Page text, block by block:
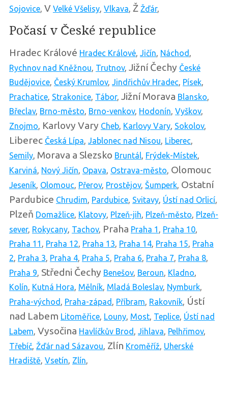
Sojovice, V Velké Všelisy, Vlkava, Ž Žďár,
Počasí v České republice
Hradec Králové Hradec Králové, Jičín, Náchod ,
Rychnov nad Kněžnou, Trutnov, Jižní Čechy České
Budějovice, Český Krumlov, Jindřichův Hradec, Písek,
Prachatice, Strakonice, Tábor, Jižní Morava Blansko,
Břeclav, Brno-město, Brno-venkov, Hodonín, Vyškov,
Znojmo, Karlovy Vary Cheb, Karlovy Vary, Sokolov,
Liberec Česká Lípa, Jablonec nad Nisou, Liberec,
Semily, Morava a Slezsko Bruntál, Frýdek-Místek,
Karviná, Nový Jičín, Opava, Ostrava-město, Olomouc
Jeseník, Olomouc, Přerov, Prostějov, Šumperk, Ostatní
Pardubice Chrudim, Pardubice, Svitavy, Ústí nad Orlicí,
Plzeň Domažlice, Klatovy, Plzeň-jih, Plzeň-město, Plzeň-
sever, Rokycany, Tachov, Praha Praha 1 , Praha 10,
Praha 11 , Praha 12, Praha 13, Praha 14, Praha 15, Praha
2, Praha 3, Praha 4, Praha 5, Praha 6, Praha 7, Praha 8,
Praha 9, Středni Čechy Benešov, Beroun, Kladno,
Kolín, Kutná Hora, Mělník, Mladá Boleslav, Nymburk,
Praha-východ , Praha-západ , Příbram, Rakovník, Ústí
nad Labem Litoměřice, Louny, Most, Teplice, Ústí nad
Labem, Vysočina Havlíčkův Brod , Jihlava, Pelhřimov,
Třebíč, Žďár nad Sázavou, Zlín Kroměříž, Uherské
Hradiště, Vsetín, Zlín,